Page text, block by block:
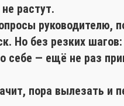
растут.
руководителю,
Но без резких
себе — ещё не раз
пора вылезать и